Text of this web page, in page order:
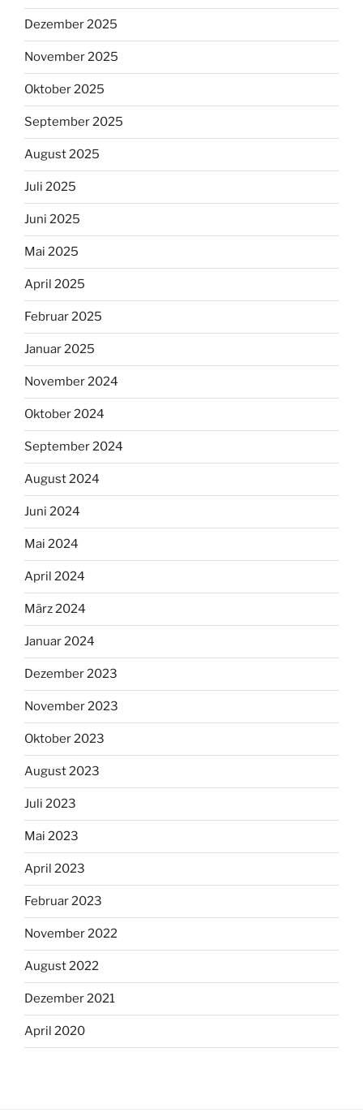
Dezember 2025
November 2025
Oktober 2025
September 2025
August 2025
Juli 2025
Juni 2025
Mai 2025
April 2025
Februar 2025
Januar 2025
November 2024
Oktober 2024
September 2024
August 2024
Juni 2024
Mai 2024
April 2024
März 2024
Januar 2024
Dezember 2023
November 2023
Oktober 2023
August 2023
Juli 2023
Mai 2023
April 2023
Februar 2023
November 2022
August 2022
Dezember 2021
April 2020